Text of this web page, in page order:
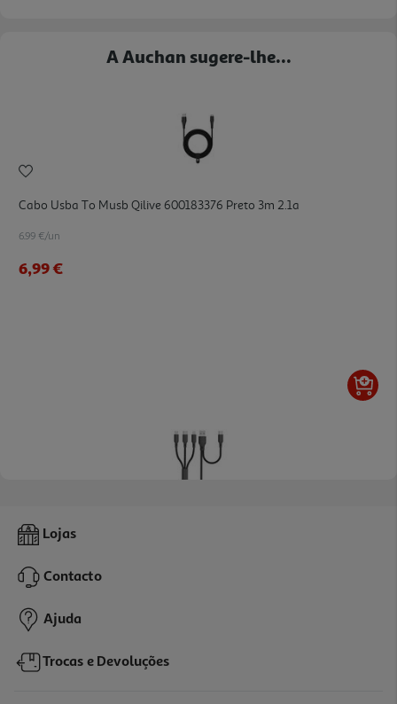
A Auchan sugere-lhe...
Cabo Usba To Musb Qilive 600183376 Preto 3m 2.1a
6.99 €/un
6,99 €
Multicabo Textil Qilive 600183105 5 In 1 Preto 1.2m
9,99 €
Lojas
Contacto
Ajuda
Trocas e Devoluções